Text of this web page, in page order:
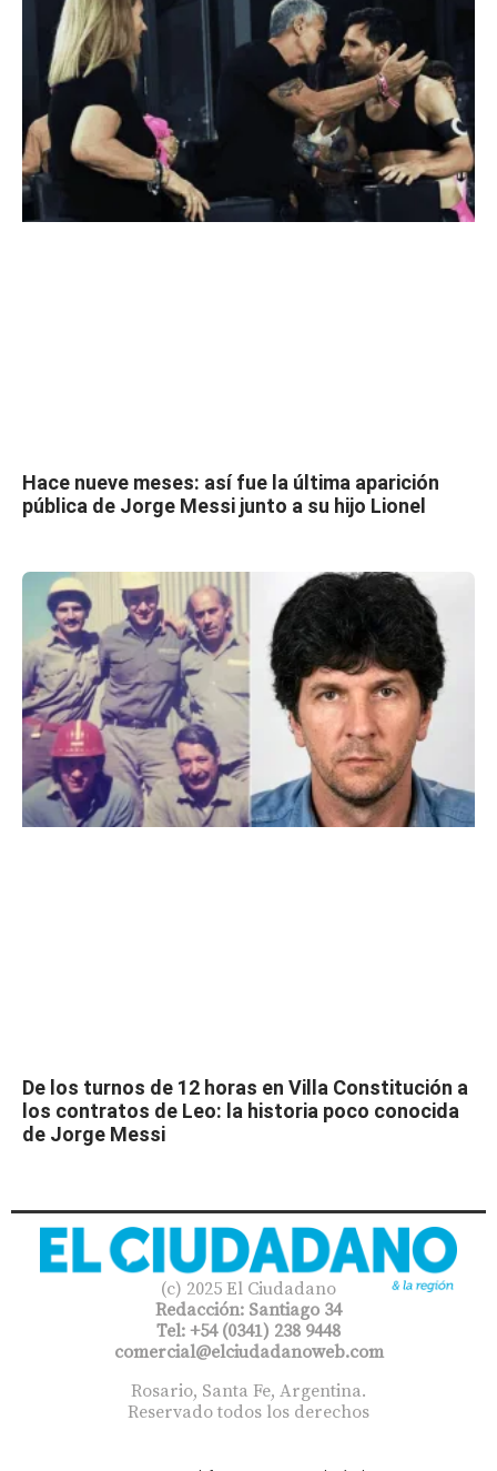
Hace nueve meses: así fue la última aparición
pública de Jorge Messi junto a su hijo Lionel
De los turnos de 12 horas en Villa Constitución a
los contratos de Leo: la historia poco conocida
de Jorge Messi
(c) 2025 El Ciudadano
Redacción: Santiago 34
Tel: +54 (0341) 238 9448
comercial@elciudadanoweb.com​
Rosario, Santa Fe, Argentina.
Reservado todos los derechos